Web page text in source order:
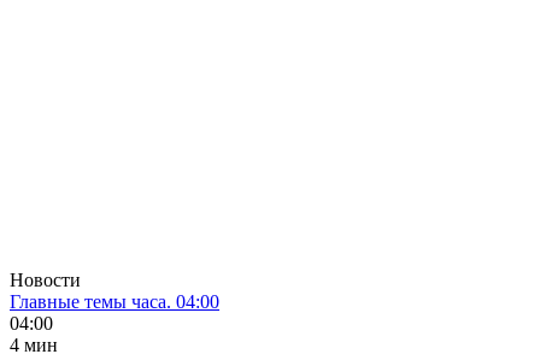
Новости
Главные темы часа. 04:00
04:00
4 мин